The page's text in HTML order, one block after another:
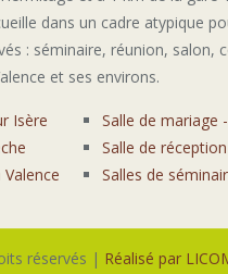
dans un cadre atypique
: séminaire, réunion, salon,
et ses environs.
Isère
Salle de mariage
Salle de
Salles de
réservés | Réalisé par